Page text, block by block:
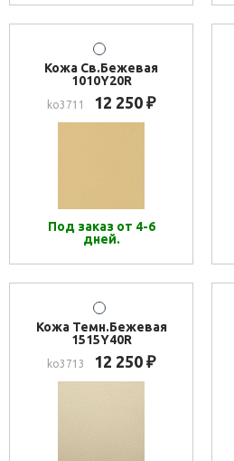
Кожа Св.Бежевая
1010Y20R
ko3711 12 250 ₽
Под заказ от 4-6
дней.
Кожа Темн.Бежевая
1515Y40R
ko3713 12 250 ₽